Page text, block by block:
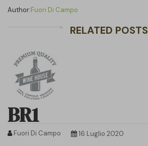
Author:Fuori Di Campo
RELATED POSTS
BR1
Fuori Di Campo 16 Luglio 2020